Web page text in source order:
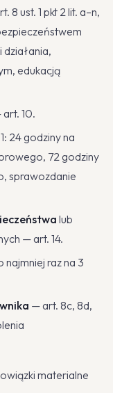
8 ust. 1 pkt 2 lit. a–n,
edukacją
10.
24 godziny na
72 godziny
sprawozdanie
lub
— art. 14.
najmniej raz na 3
— art. 8c, 8d,
materialne